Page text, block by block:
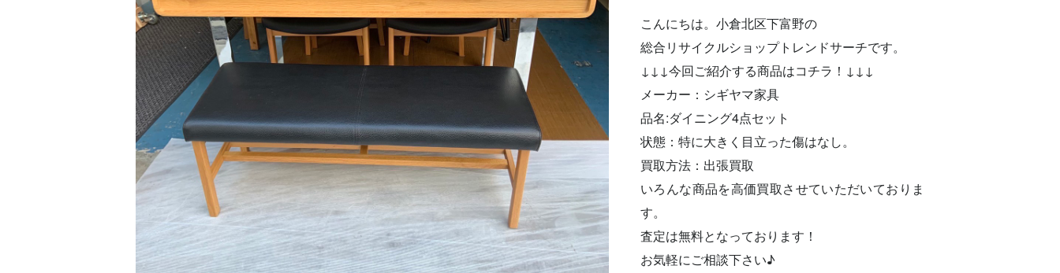
こんにちは。小倉北区下富野の
総合リサイクルショップトレンドサーチです。
↓↓↓今回ご紹介する商品はコチラ！↓↓↓
メーカー：シギヤマ家具
品名:ダイニング4点セット
状態：特に大きく目立った傷はなし。
買取方法：出張買取
いろんな商品を高価買取させていただいておりま
す。
査定は無料となっております！
お気軽にご相談下さい♪